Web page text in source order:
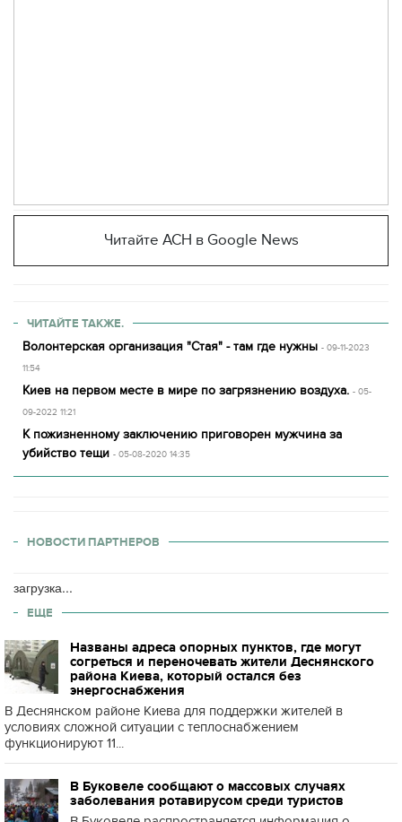
Читайте АСН в Google News
ЧИТАЙТЕ ТАКЖЕ.
Волонтерская организация "Стая" - там где нужны - 09-11-2023
11:54
Киев на первом месте в мире по загрязнению воздуха. - 05-
09-2022 11:21
К пожизненному заключению приговорен мужчина за
убийство тещи - 05-08-2020 14:35
НОВОСТИ ПАРТНЕРОВ
загрузка...
ЕЩЕ
Названы адреса опорных пунктов, где могут
согреться и переночевать жители Деснянского
района Киева, который остался без
энергоснабжения
В Деснянском районе Киева для поддержки жителей в
условиях сложной ситуации с теплоснабжением
функционируют 11...
В Буковеле сообщают о массовых случаях
заболевания ротавирусом среди туристов